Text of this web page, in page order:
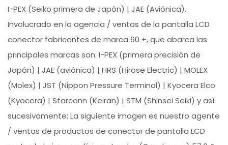
I-PEX (Seiko primera de Japón) | JAE (Aviónica).
Involucrado en la agencia / ventas de la pantalla LCD
conector fabricantes de marca 60 +, que abarca las
principales marcas son: I-PEX (primera precisión de
Japón) | JAE (aviónica) | HRS (Hirose Electric) | MOLEX
(Molex) | JST (Nippon Pressure Terminal) | Kyocera Elco
(Kyocera) | Starconn (Keiran) | STM (Shinsei Seiki) y así
sucesivamente; La siguiente imagen es nuestro agente
/ ventas de productos de conector de pantalla LCD